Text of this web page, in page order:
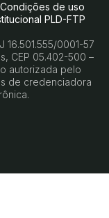
de uso
PLD-FTP
16.501.555/0001-57
CEP 05.402-500 –
autorizada pelo
de credenciadora